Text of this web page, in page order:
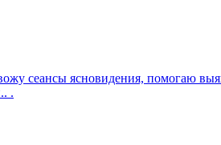
сеансы ясновидения, помогаю
.